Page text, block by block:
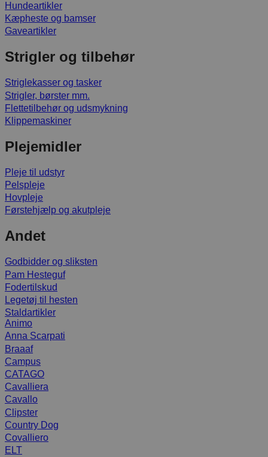
Hundeartikler
Kæpheste og bamser
Gaveartikler
Strigler og tilbehør
Striglekasser og tasker
Strigler, børster mm.
Flettetilbehør og udsmykning
Klippemaskiner
Plejemidler
Pleje til udstyr
Pelspleje
Hovpleje
Førstehjælp og akutpleje
Andet
Godbidder og sliksten
Pam Hesteguf
Fodertilskud
Legetøj til hesten
Staldartikler
Animo
Anna Scarpati
Braaaf
Campus
CATAGO
Cavalliera
Cavallo
Clipster
Country Dog
Covalliero
ELT